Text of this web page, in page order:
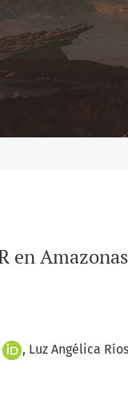
en Amazonas
Luz Angélica